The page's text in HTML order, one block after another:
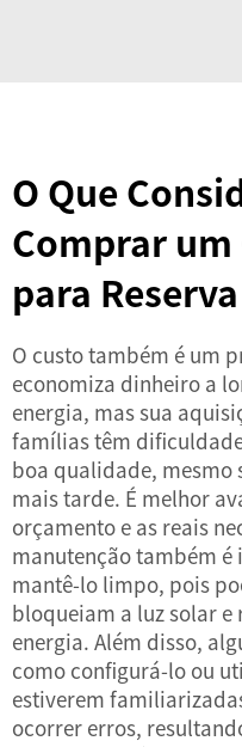
O Que
Comprar
para
O custo também é um
economiza dinheiro a
energia, mas sua
famílias têm
boa qualidade, mesmo
mais tarde. É melhor
orçamento e as reais
manutenção também
mantê-lo limpo, pois
bloqueiam a luz solar e
energia. Além disso,
como configurá-lo ou
estiverem
ocorrer erros,